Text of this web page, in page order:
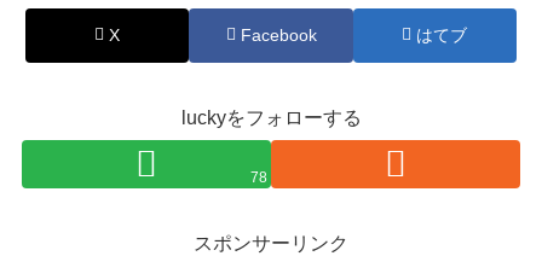
X Facebook はてブ
luckyをフォローする
78
スポンサーリンク